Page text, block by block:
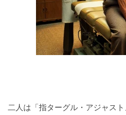
二人は「指ターグル・アジャス